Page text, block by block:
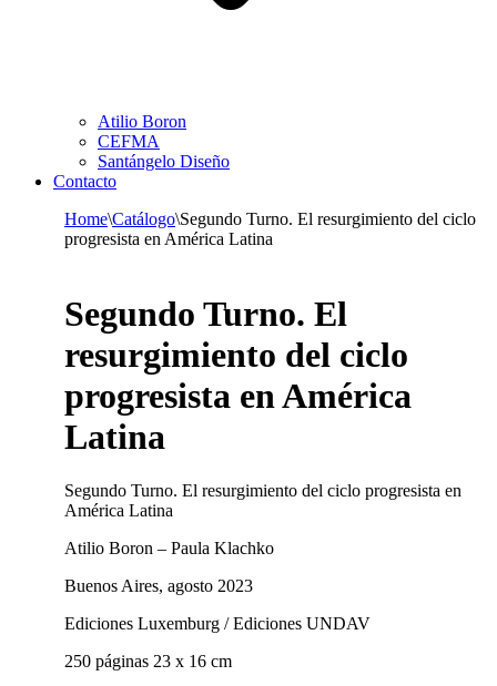
Atilio Boron
CEFMA
Santángelo Diseño
Contacto
Home\Catálogo\Segundo Turno. El resurgimiento del ciclo
progresista en América Latina
Segundo Turno. El
resurgimiento del ciclo
progresista en América
Latina
Segundo Turno. El resurgimiento del ciclo progresista en
América Latina
Atilio Boron – Paula Klachko
Buenos Aires, agosto 2023
Ediciones Luxemburg / Ediciones UNDAV
250 páginas 23 x 16 cm